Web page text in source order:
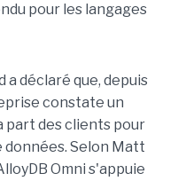
pour les langages
a déclaré que, depuis
constate un
part des clients pour
données. Selon Matt
Omni s'appuie